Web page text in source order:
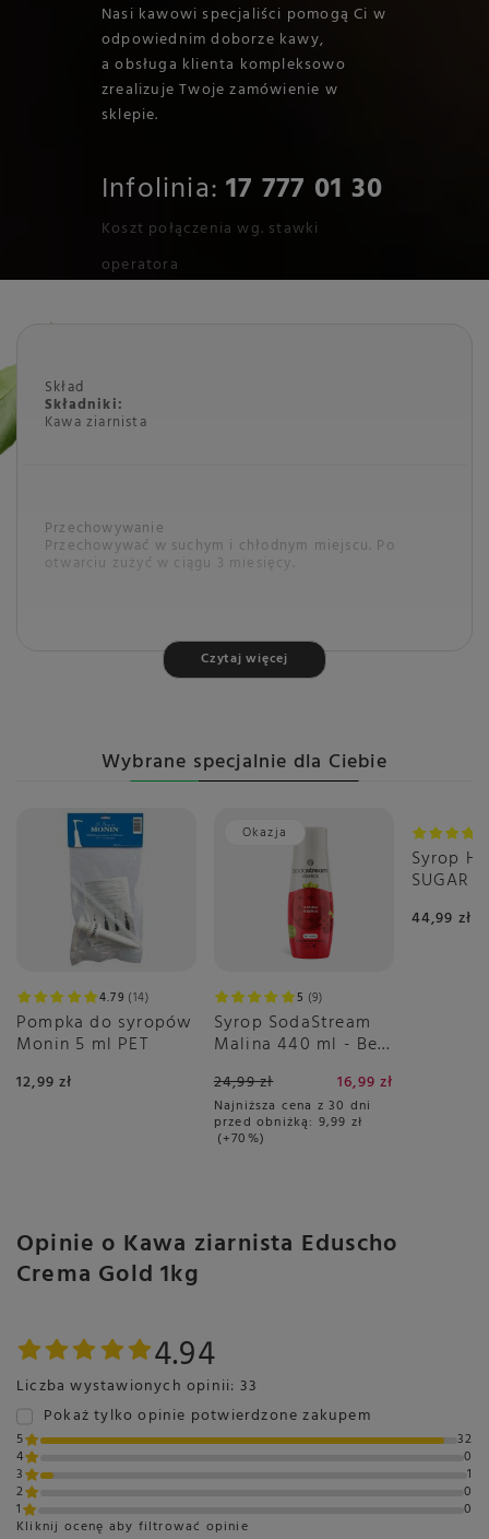
Nasi kawowi specjaliści pomogą Ci w
odpowiednim doborze kawy,
a obsługa klienta kompleksowo
zrealizuje Twoje zamówienie w
sklepie.
Infolinia:17 777 01 30
Koszt połączenia wg. stawki
operatora
Skład
Składniki:
Kawa ziarnista
Przechowywanie
Przechowywać w suchym i chłodnym miejscu. Po
otwarciu zużyć w ciągu 3 miesięcy.
Marka
EDUSCHO
Rodzaj
Kawa ziarnista
Opakowanie
1000g
Średni
Blend czy Single
Blend / Mieszanki
Zawartość kofeiny
Wysoka
Palarnia
Niemcy
Intensywność smaku
Średnia
Słodycz
Mocna
Kwasowość
Delikatna
Gorycz
Średnia
Cappuccino
Przeznaczenie
Do domu
Do ekspresu
Czytaj więcej
Wybrane specjalnie dla Ciebie
4.79 14
Pompka do syropów
Monin 5 ml PET
12,99 zł
Okazja
5 9
Syrop SodaStream
Malina 440 ml - Bez
24,99 zł 16,99 zł
Najniższa cena z 30 dni
przed obniżką: 9,99 zł
+70%
Syrop
SUGAR
44,99 zł
Opinie o Kawa ziarnista Eduscho
Crema Gold 1kg
4.94
Liczba wystawionych opinii: 33
Pokaż tylko opinie potwierdzone zakupem
5
32
4
0
3
1
2
0
1
0
Kliknij ocenę aby filtrować opinie